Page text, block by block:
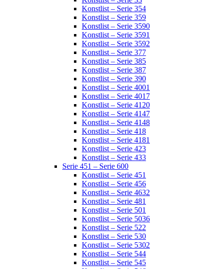
Konstlist – Serie 354
Konstlist – Serie 359
Konstlist – Serie 3590
Konstlist – Serie 3591
Konstlist – Serie 3592
Konstlist – Serie 377
Konstlist – Serie 385
Konstlist – Serie 387
Konstlist – Serie 390
Konstlist – Serie 4001
Konstlist – Serie 4017
Konstlist – Serie 4120
Konstlist – Serie 4147
Konstlist – Serie 4148
Konstlist – Serie 418
Konstlist – Serie 4181
Konstlist – Serie 423
Konstlist – Serie 433
Serie 451 – Serie 600
Konstlist – Serie 451
Konstlist – Serie 456
Konstlist – Serie 4632
Konstlist – Serie 481
Konstlist – Serie 501
Konstlist – Serie 5036
Konstlist – Serie 522
Konstlist – Serie 530
Konstlist – Serie 5302
Konstlist – Serie 544
Konstlist – Serie 545